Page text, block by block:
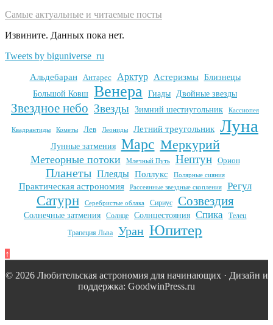
Самые актуальные и читаемые посты
Извините. Данных пока нет.
Tweets by biguniverse_ru
Альдебаран Антарес Арктур Астеризмы
Близнецы
Большой Ковш Венера Гиады Двойные звезды
Звездное небо Звезды Зимний шестиугольник Кассиопея
Квадрантиды Кометы Лев Леониды Летний треугольник Луна
Лунные затмения Марс Меркурий
Метеорные потоки Млечный Путь Нептун Орион
Планеты Плеяды Поллукс Полярные сияния
Практическая астрономия Рассеянные звездные скопления Регул
Сатурн Серебристые облака Сириус Созвездия
Солнечные затмения Солнце Солнцестояния Спика
Телец
Трапеция Льва
Уран Юпитер
↑
© 2026 Любительская астрономия для начинающих · Дизайн и
поддержка: GoodwinPress.ru